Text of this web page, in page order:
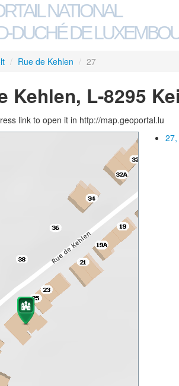
NATIONAL
DUCHÉ DE
/ Rue de Kehlen / 27
Kehlen, L-8295
link to open it in http://map.geoportal.lu